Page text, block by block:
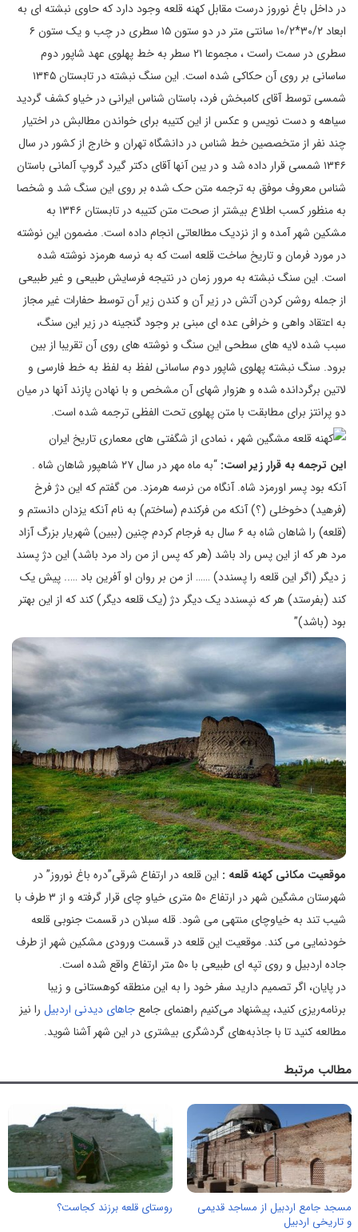
در داخل باغ نوروز درست مقابل کهنه قلعه وجود دارد که حاوی نبشته ای به
ابعاد ۳۰/۲*۱۰/۲ سانتی متر در دو ستون ۱۵ سطری در چب و یک ستون ۶
سطری در سمت راست ، مجموعا ۲۱ سطر به خط پهلوی عهد شاپور دوم
ساسانی بر روی آن حکاکی شده است. این سنگ نبشته در تابستان ۱۳۴۵
شمسی توسط آقای کامبخش فرد، باستان شناس ایرانی در خیاو کشف گردید
سیاهه و دست نویس و عکس از این کتیبه برای خواندن مطالبش در اختیار
چند نفر از متخصصین خط شناس در دانشگاه تهران و خارج از کشور در سال
۱۳۴۶ شمسی قرار داده شد و در یبن آنها آقای دکتر گیرد گروپ آلمانی باستان
شناس معروف موفق به ترجمه متن حک شده بر روی این سنگ شد و شخصا
به منظور کسب اطلاع بیشتر از صحت متن کتیبه در تابستان ۱۳۴۶ به
مشکین شهر آمده و از نزدیک مطالعاتی انجام داده است. مضمون این نوشته
در مورد فرمان و تاریخ ساخت قلعه است که به نرسه هرمزد نوشته شده
است. این سنگ نبشته به مرور زمان در نتیجه فرسایش طبیعی و غیر طبیعی
از جمله روشن کردن آتش در زیر آن و کندن زیر آن توسط حفارات غیر مجاز
به اعتقاد واهی و خرافی عده ای مبنی بر وجود گنجینه در زیر این سنگ،
سبب شده لایه‌ های سطحی این سنگ و نوشته‌ های روی آن تقریبا از بین
برود. سنگ نبشته‌ پهلوی شاپور دوم ساسانی لفظ به لفظ به خط فارسی و
لاتین برگردانده شده و هزوار شهای آن مشخص و با نهادن پازند آنها در میان
دو پرانتز برای مطابقت با متن پهلوی تحت الفظی ترجمه شده است.
این ترجمه به قرار زیر است:
“به ماه مهر در سال ۲۷ شاهپور شاهان شاه .
آنکه بود پسر اورمزد شاه. آنگاه من نرسه هرمزد. من گفتم که این دژ فرخ
(فرهید) دخوخلی (؟) آنکه من فرکندم (ساختم) به نام آنکه یزدان دانستم و
(قلعه) را شاهان شاه به ۶ سال به فرجام کردم چنین (ببین) شهریار بزرگ آزاد
مرد هر که از این پس راد باشد (هر که پس از من راد مرد باشد) این دژ پسند
ز دیگر (اگر این قلعه را پسندد) …… از من بر روان او آفرین باد ….. پیش یک
کند (بفرستد) هر که نپسندد یک دیگر دژ (یک قلعه دیگر) کند که از این بهتر
بود (باشد)”
موقعیت مکانی کهنه قلعه : این قلعه در ارتفاع شرقی”دره باغ نوروز” در
شهرستان مشگین شهر در ارتفاع ۵۰ متری خیاو چای قرار گرفته و از ۳ طرف با
شیب تند به خیاوچای منتهی می شود. قله سبلان در قسمت جنوبی قلعه
خودنمایی می کند. موقعیت این قلعه در قسمت ورودی مشکین شهر از طرف
جاده اردبیل و روی تپه‌ ای طبیعی با ۵۰ متر ارتفاع واقع شده است.
در پایان، اگر تصمیم دارید سفر خود را به این منطقه کوهستانی و زیبا
برنامه‌ریزی کنید، پیشنهاد می‌کنیم راهنمای جامعجاهای دیدنی اردبیل را نیز
مطالعه کنید تا با جاذبه‌های گردشگری بیشتری در این شهر آشنا شوید.
مطالب مرتبط
مسجد جامع اردبیل از مساجد قدیمی
و تاریخی اردبیل
روستای قلعه برزند کجاست؟